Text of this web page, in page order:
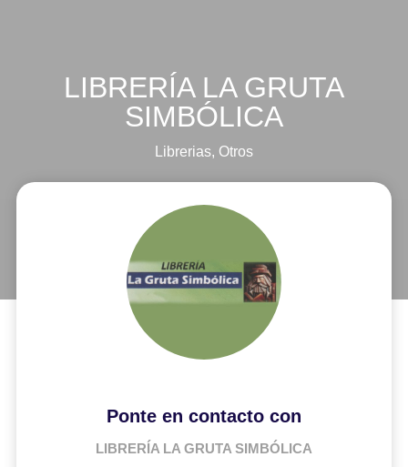
LIBRERÍA LA GRUTA
SIMBÓLICA
Librerias, Otros
Ponte en contacto con
LIBRERÍA LA GRUTA SIMBÓLICA